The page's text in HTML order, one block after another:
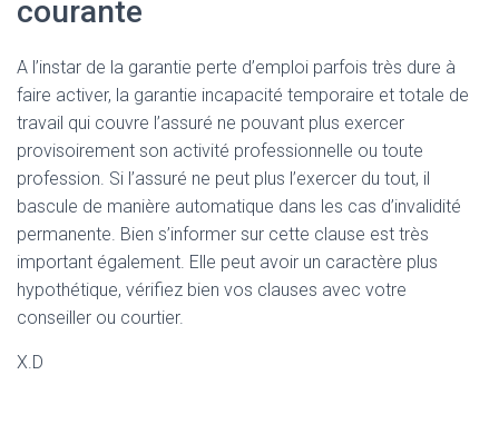
courante
A l’instar de la garantie perte d’emploi parfois très dure à
faire activer, la garantie incapacité temporaire et totale de
travail qui couvre l’assuré ne pouvant plus exercer
provisoirement son activité professionnelle ou toute
profession. Si l’assuré ne peut plus l’exercer du tout, il
bascule de manière automatique dans les cas d’invalidité
permanente. Bien s’informer sur cette clause est très
important également. Elle peut avoir un caractère plus
hypothétique, vérifiez bien vos clauses avec votre
conseiller ou courtier.
X.D